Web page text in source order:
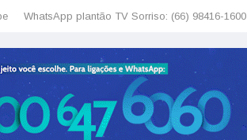
WhatsApp plantão TV Sorriso: (66) 98416-1600